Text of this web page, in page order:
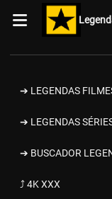
➔ LEGENDAS
➔ LEGENDAS
➔ BUSCADOR
⤴ 4K XXX